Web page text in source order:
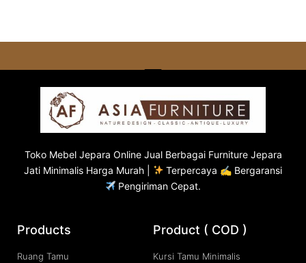
Toko Mebel Jepara Online Jual Berbagai Furniture Jepara
Jati Minimalis Harga Murah |
Terpercaya ✍ Bergaransi
Pengiriman Cepat.
Products
Ruang Tamu
Product ( COD )
Kursi Tamu Minimalis